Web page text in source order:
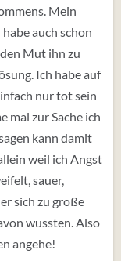
Mein
auch schon
Mut ihn zu
Ich habe auf
nur tot sein
mal zur Sache ich
kann damit
weil ich Angst
sauer,
sich zu große
wussten. Also
angehe!